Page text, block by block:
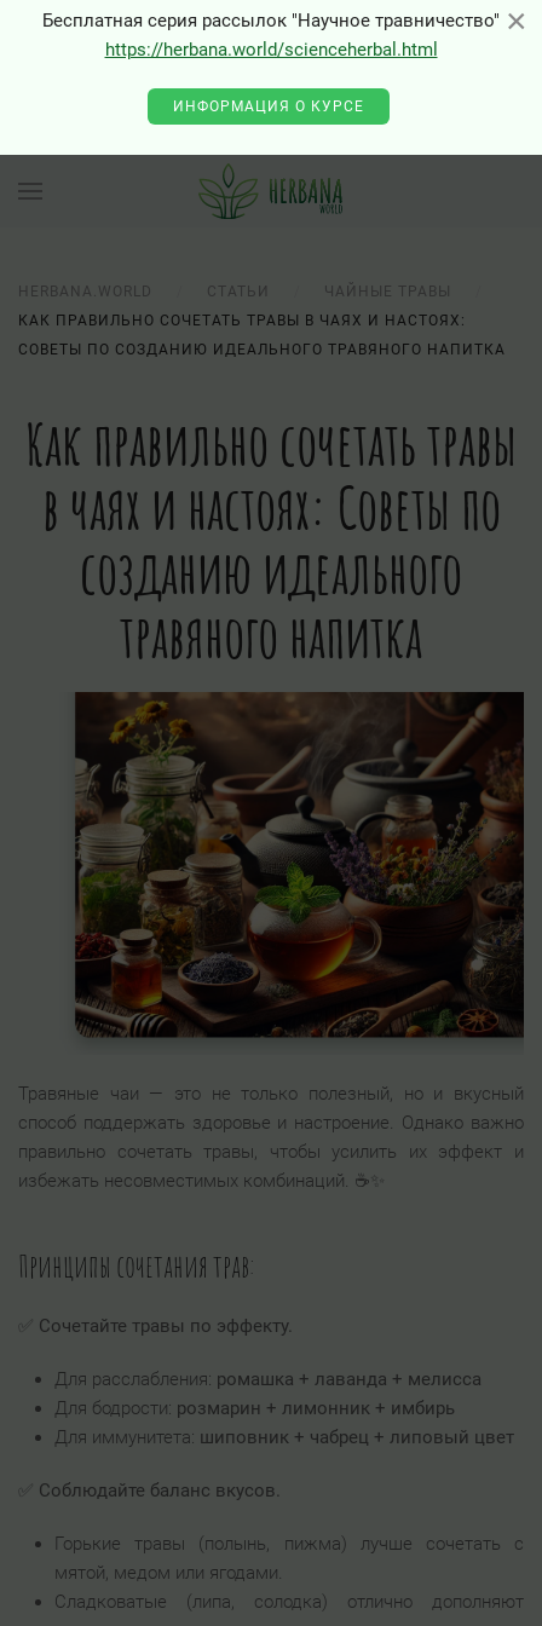
×
Бесплатная серия рассылок "Научное травничество"
https://herbana.world/scienceherbal.html
ИНФОРМАЦИЯ О КУРСЕ
HERBANA.WORLD СТАТЬИ
ЧАЙНЫЕ ТРАВЫ
КАК ПРАВИЛЬНО СОЧЕТАТЬ ТРАВЫ В ЧАЯХ И НАСТОЯХ:
СОВЕТЫ ПО СОЗДАНИЮ ИДЕАЛЬНОГО ТРАВЯНОГО НАПИТКА
Как правильно сочетать травы
в чаях и настоях: Советы по
созданию идеального
травяного напитка
Травяные чаи — это не только полезный, но и вкусный
способ поддержать здоровье и настроение. Однако важно
правильно сочетать травы, чтобы усилить их эффект и
избежать несовместимых комбинаций. ☕✨
Принципы сочетания трав:
Сочетайте травы по эффекту.
Для расслабления: ромашка + лаванда + мелисса
Для бодрости: розмарин + лимонник + имбирь
Для иммунитета: шиповник + чабрец + липовый цвет
Соблюдайте баланс вкусов.
Горькие травы (полынь, пижма) лучше сочетать с
мятой, медом или ягодами.
Сладковатые (липа, солодка) отлично дополняют
×
0 - Class "Joomla\Input\Json" not found